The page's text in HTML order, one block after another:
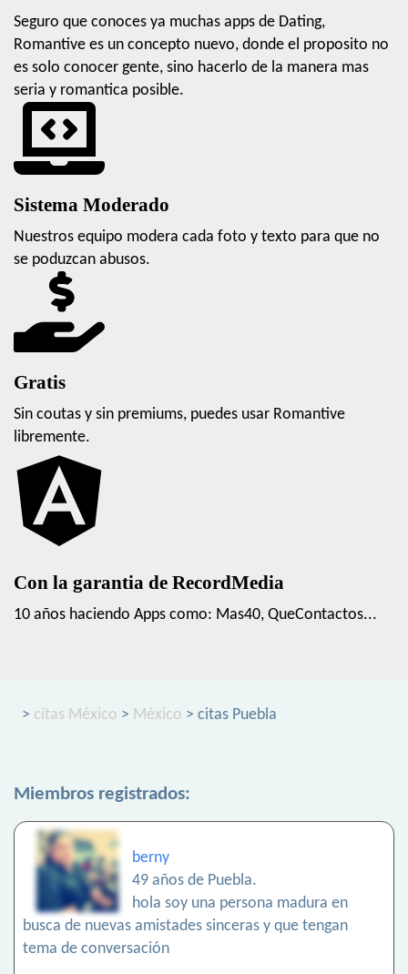
Seguro que conoces ya muchas apps de Dating,
Romantive es un concepto nuevo, donde el proposito no
es solo conocer gente, sino hacerlo de la manera mas
seria y romantica posible.
Sistema Moderado
Nuestros equipo modera cada foto y texto para que no
se poduzcan abusos.
Gratis
Sin coutas y sin premiums, puedes usar Romantive
libremente.
Con la garantia de RecordMedia
10 años haciendo Apps como: Mas40, QueContactos...
> citas México > México > citas Puebla
Miembros registrados:
berny
49 años de Puebla.
hola soy una persona madura en
busca de nuevas amistades sinceras y que tengan
tema de conversación